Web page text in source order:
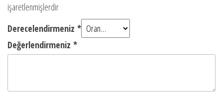
işaretlenmişlerdir
Derecelendirmeniz *
Değerlendirmeniz *